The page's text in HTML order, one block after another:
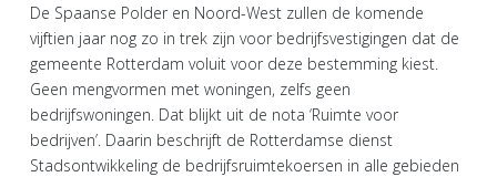
De Spaanse Polder en Noord-West zullen de komende
vijftien jaar nog zo in trek zijn voor bedrijfsvestigingen dat de
gemeente Rotterdam voluit voor deze bestemming kiest.
Geen mengvormen met woningen, zelfs geen
bedrijfswoningen. Dat blijkt uit de nota ‘Ruimte voor
bedrijven’. Daarin beschrijft de Rotterdamse dienst
Stadsontwikkeling de bedrijfsruimtekoersen in alle gebieden